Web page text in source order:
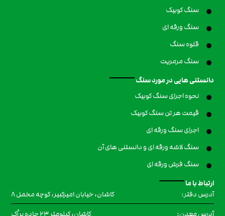
سنگ کوبیک
سنگ ورقه ای
قلوه سنگ
سنگ مرمریت
دانستنی هایی در مورد سنگ
نحوه اجرای سنگ کوبیک
قیمت هر تن سنگ کوبیک
اجرای سنگ ورقه ای
سنگ لاشه ورقه ای و دانستنی های آن
سنگ فرش ورقه ای
ارتباط با ما
آدرس دفتر:
کاشان، خیابان امیرکبیر، کوچه مخمل ۸
کاشان، کیلومتر 23 جاده برزُک